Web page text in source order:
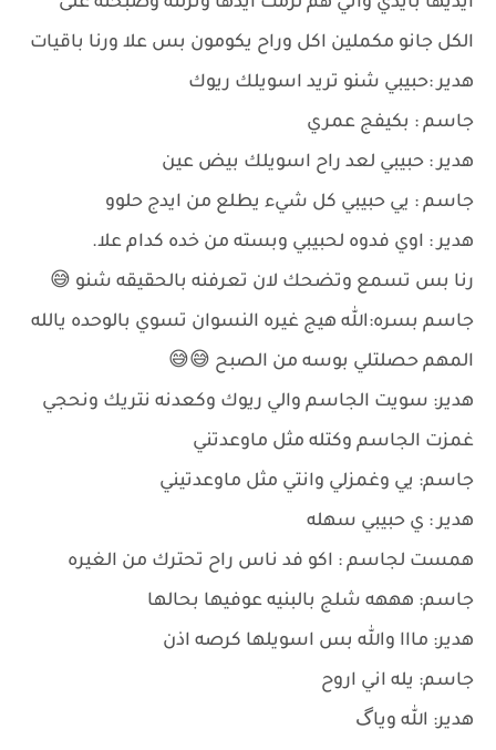
الكل جانو مكملين اكل وراح يكومون بس علا ورنا باقيات
هدير :حبيبي شنو تريد اسويلك ريوك
جاسم : بكيفج عمري
هدير : حبيبي لعد راح اسويلك بيض عين
جاسم : يي حبيبي كل شيء يطلع من ايدج حلوو
هدير : اوي فدوه لحبيبي وبسته من خده كدام علا.
رنا بس تسمع وتضحك لان تعرفنه بالحقيقه شنو 😅
جاسم بسره:الله هيج غيره النسوان تسوي بالوحده يالله
المهم حصلتلي بوسه من الصبح 😅😅
هدير: سويت الجاسم والي ريوك وكعدنه نتريك ونحجي
غمزت الجاسم وكتله مثل ماوعدتني
جاسم: يي وغمزلي وانتي مثل ماوعدتيني
هدير : ي حبيبي سهله
همست لجاسم : اكو فد ناس راح تحترك من الغيره
جاسم: هههه شلج بالبنيه عوفيها بحالها
هدير: مااا والله بس اسويلها كرصه اذن
جاسم: يله اني اروح
هدير: الله وياگ